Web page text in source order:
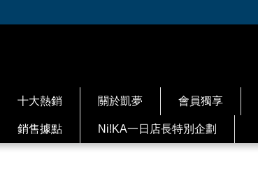
十大熱銷 關於凱夢 會員獨享
銷售據點 Ni!KA一日店長特別企劃